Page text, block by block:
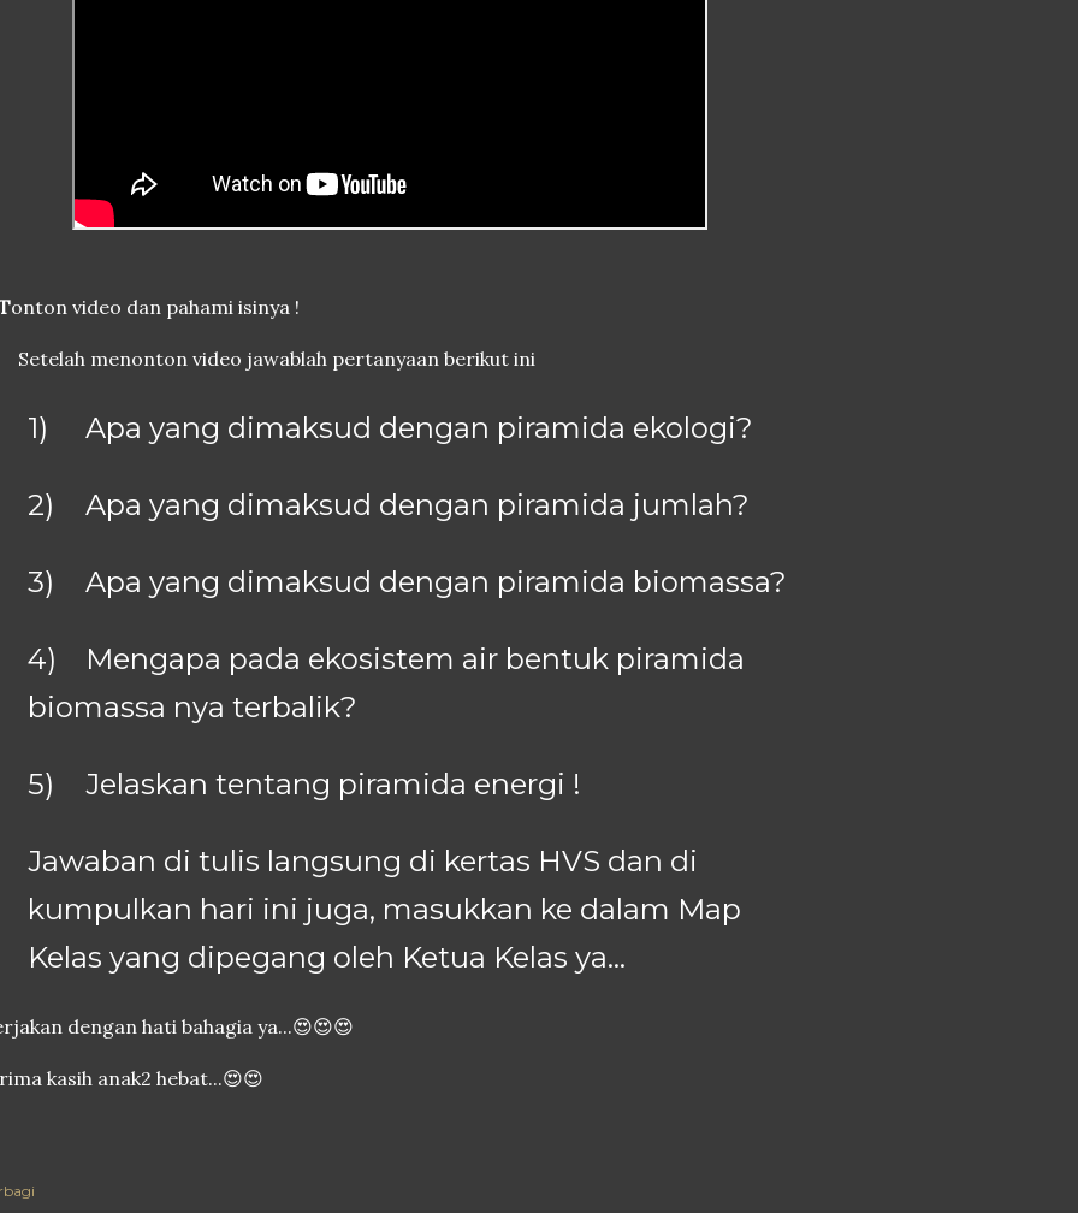
onton video dan pahami isinya !
Setelah menonton video jawablah pertanyaan berikut ini
1) Apa yang dimaksud dengan piramida ekologi?
2) Apa yang dimaksud dengan piramida jumlah?
3) Apa yang dimaksud dengan piramida biomassa?
4)
Mengapa pada ekosistem air bentuk piramida
biomassa nya terbalik?
5) Jelaskan tentang piramida energi !
Jawaban di tulis langsung di kertas HVS dan di
kumpulkan hari ini juga, masukkan ke dalam Map
Kelas yang dipegang oleh Ketua Kelas ya...
dengan hati bahagia ya...😍😍😍
kasih anak2 hebat...😍😍